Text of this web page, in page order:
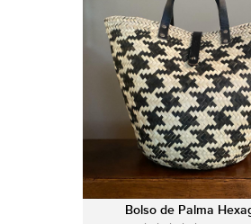
Bolso de Palma